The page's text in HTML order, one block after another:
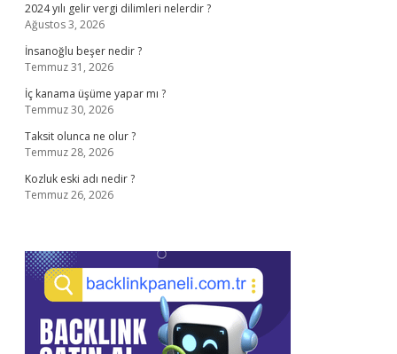
2024 yılı gelir vergi dilimleri nelerdir ?
Ağustos 3, 2026
İnsanoğlu beşer nedir ?
Temmuz 31, 2026
İç kanama üşüme yapar mı ?
Temmuz 30, 2026
Taksit olunca ne olur ?
Temmuz 28, 2026
Kozluk eski adı nedir ?
Temmuz 26, 2026